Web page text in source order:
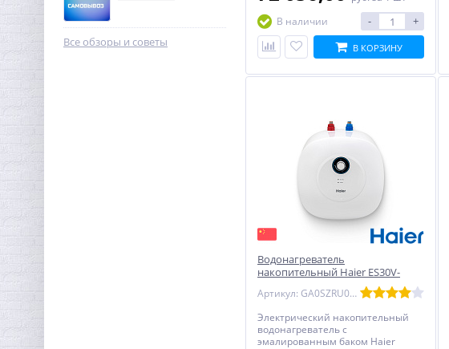
Ниппель редукция 1"1/4 x
1" (НР) никель UNI-FITT
Все обзоры и советы
В наличии
- +
В КОРЗИНУ
Водонагреватель
накопительный Haier ES30V-
MQ2(R) эмаль - плоский
Артикул: GA0SZRU0LRU
Электрический накопительный
водонагреватель с
эмалированным баком Haier